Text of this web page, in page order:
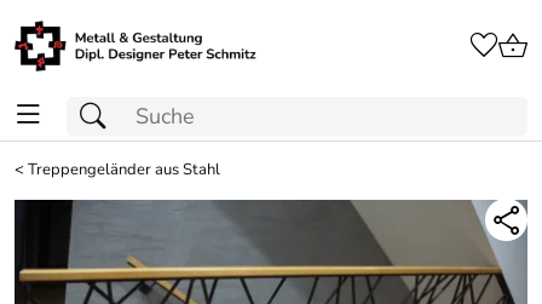
<Treppengeländer aus Stahl